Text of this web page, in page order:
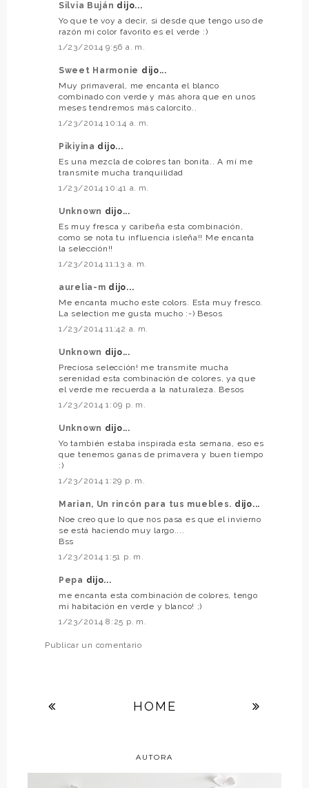
Silvia Buján dijo...
Yo que te voy a decir, si desde que tengo uso de
razón mi color favorito es el verde :)
1/23/2014 9:56 a. m.
Sweet Harmonie dijo...
Muy primaveral, me encanta el blanco
combinado con verde y más ahora que en unos
meses tendremos más calorcito..
1/23/2014 10:14 a. m.
Pikiyina dijo...
Es una mezcla de colores tan bonita.. A mí me
transmite mucha tranquilidad
1/23/2014 10:41 a. m.
Unknown dijo...
Es muy fresca y caribeña esta combinación,
como se nota tu influencia isleña!! Me encanta
la selección!!
1/23/2014 11:13 a. m.
aurelia-m dijo...
Me encanta mucho este colors. Esta muy fresco.
La selection me gusta mucho :-) Besos
1/23/2014 11:42 a. m.
Unknown dijo...
Preciosa selección! me transmite mucha
serenidad esta combinación de colores, ya que
el verde me recuerda a la naturaleza. Besos
1/23/2014 1:09 p. m.
Unknown dijo...
Yo también estaba inspirada esta semana, eso es
que tenemos ganas de primavera y buen tiempo
:)
1/23/2014 1:29 p. m.
Marian, Un rincón para tus muebles. dijo...
Noe creo que lo que nos pasa es que el invierno
se está haciendo muy largo....
Bss
1/23/2014 1:51 p. m.
Pepa dijo...
me encanta esta combinación de colores, tengo
mi habitación en verde y blanco! ;)
1/23/2014 8:25 p. m.
Publicar un comentario
HOME
AUTORA